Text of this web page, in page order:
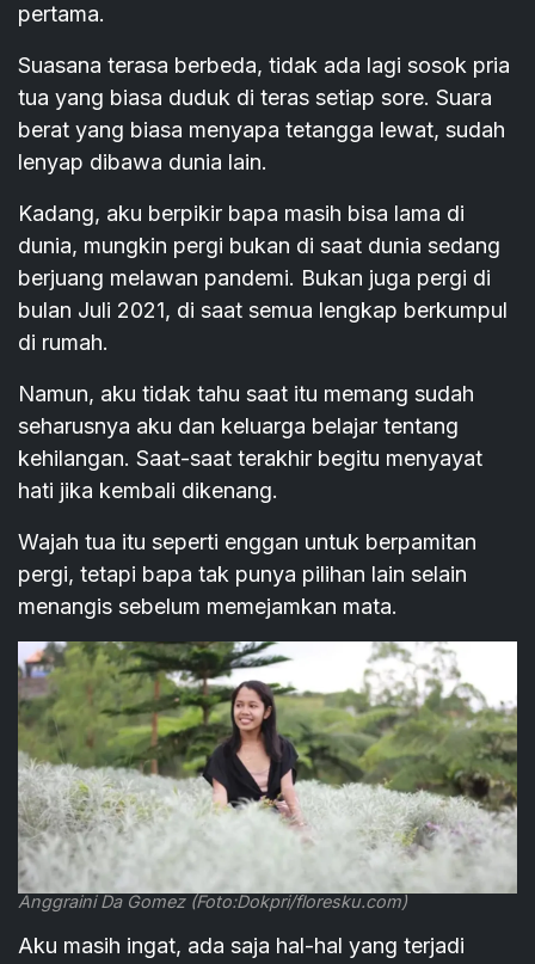
pertama.
Suasana terasa berbeda, tidak ada lagi sosok pria
tua yang biasa duduk di teras setiap sore. Suara
berat yang biasa menyapa tetangga lewat, sudah
lenyap dibawa dunia lain.
Kadang, aku berpikir bapa masih bisa lama di
dunia, mungkin pergi bukan di saat dunia sedang
berjuang melawan pandemi. Bukan juga pergi di
bulan Juli 2021, di saat semua lengkap berkumpul
di rumah.
Namun, aku tidak tahu saat itu memang sudah
seharusnya aku dan keluarga belajar tentang
kehilangan. Saat-saat terakhir begitu menyayat
hati jika kembali dikenang.
Wajah tua itu seperti enggan untuk berpamitan
pergi, tetapi bapa tak punya pilihan lain selain
menangis sebelum memejamkan mata.
Anggraini Da Gomez (Foto:Dokpri/floresku.com)
Aku masih ingat, ada saja hal-hal yang terjadi